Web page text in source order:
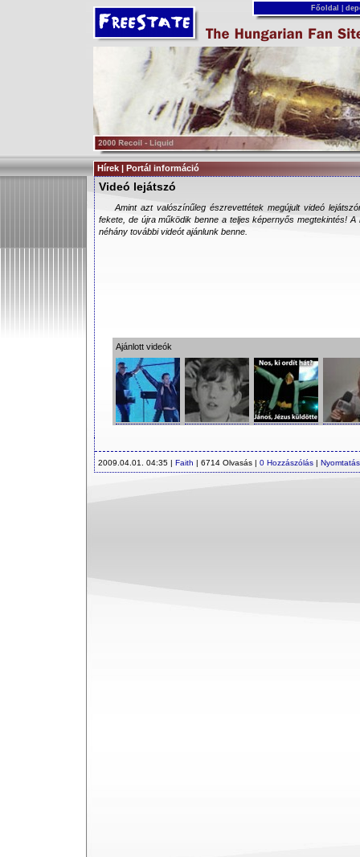
Főoldal
Hírek | Portál információ
Videó lejátszó
Amint azt valószínűleg észrevettétek megújult videó
fekete, de újra működik benne a teljes képernyős megtekintés! A
néhány további videót ajánlunk benne.
Ajánlott videók
2009.04.01. 04:35 | Faith | 6714 Olvasás | 0 Hozzászólás | Nyomtatás